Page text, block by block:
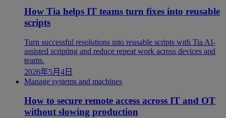
How Tia helps IT teams turn fixes into reusable
scripts
Turn successful resolutions into reusable scripts with Tia AI-
assisted scripting and reduce repeat work across devices and
teams.
2026年5月4日
Manage systems and machines
How to secure remote access across IT and OT
without slowing production